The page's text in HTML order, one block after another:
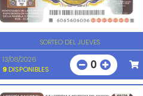
SORTEO DEL JUEVES
13/08/2026
9DISPONIBLES 0